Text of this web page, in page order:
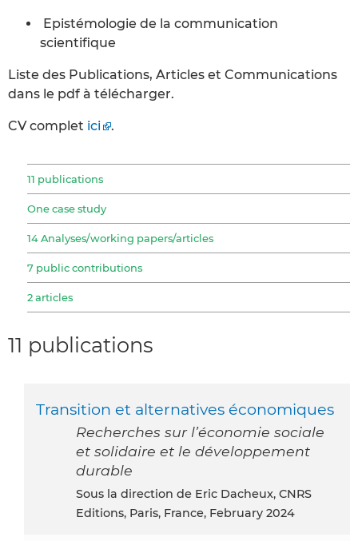
Epistémologie de la communication
scientifique
Liste des Publications, Articles et Communications
dans le pdf à télécharger.
CV complet ici .
11 publications
One case study
14 Analyses/working papers/articles
7 public contributions
2 articles
11 publications
Transition et alternatives économiques
Recherches sur l’économie sociale
et solidaire et le développement
durable
Sous la direction de Eric Dacheux, CNRS
Editions, Paris, France, February 2024